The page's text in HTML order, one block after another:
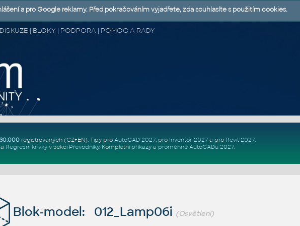
| BLOKY | PODPORA | POMOC A RADY
registrovaných (CZ+EN). Tipy pro AutoCAD 2027, pro Inventor 2027a pro Revit 2027.
a Regresní křivkyv sekci Převodníky. Kompletní příkazya proměnné AutoCADu 2027.
Blok-model: 012_Lamp06i (Osvětlení)
a pro Google reklamy. Před pokračováním vyjadřete, zda souhlasíte s použitím cookies.